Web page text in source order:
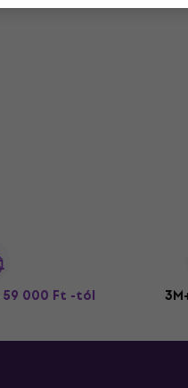
59 000 Ft -tól